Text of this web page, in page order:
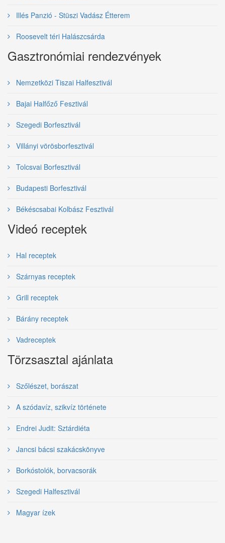
Illés Panzió - Stüszi Vadász Étterem
Roosevelt téri Halászcsárda
Gasztronómiai rendezvények
Nemzetközi Tiszai Halfesztivál
Bajai Halfőző Fesztivál
Szegedi Borfesztivál
Villányi vörösborfesztivál
Tolcsvai Borfesztivál
Budapesti Borfesztivál
Békéscsabai Kolbász Fesztivál
Videó receptek
Hal receptek
Szárnyas receptek
Grill receptek
Bárány receptek
Vadreceptek
Törzsasztal ajánlata
Szőlészet, borászat
A szódavíz, szikvíz története
Endrei Judit: Sztárdiéta
Jancsi bácsi szakácskönyve
Borkóstolók, borvacsorák
Szegedi Halfesztivál
Magyar ízek